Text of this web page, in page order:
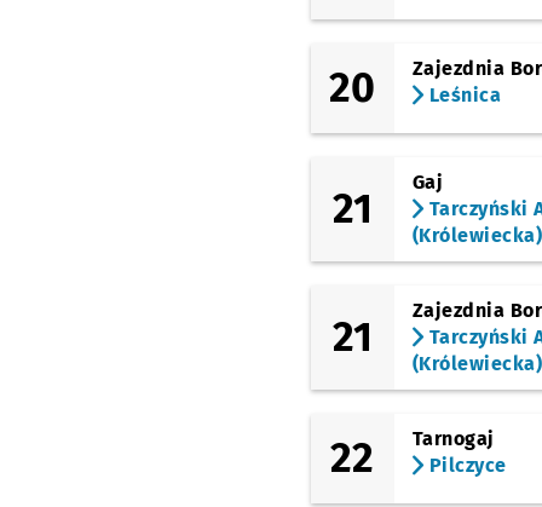
(Lotnicza)
(Lotnicza)
Metalowców
(Lotnicza)
(Lotnicza)
Tarczyński Arena
(Lotnicza)
Glinianki
(Kosmonautów)
Aleja Architektów
Grabowa
(Kosmonautów)
20
Zajezdnia
Leśnica
21
Gaj
Tarczyński
(Królewiecka)
21
Zajezdnia
Tarczyński
(Królewiecka)
22
Tarnogaj
Pilczyce